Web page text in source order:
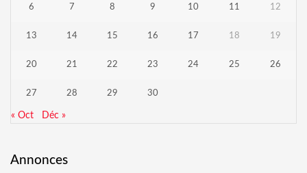
6 7 8 9 10 11 12
13 14 15 16 17 18 19
20 21 22 23 24 25 26
27 28 29 30
« Oct Déc »
Annonces